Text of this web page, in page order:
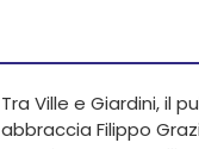
Tra Ville e Giardini, il
abbraccia Filippo